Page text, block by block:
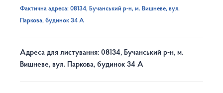
Фактична адреса: 08134, Бучанський р-н, м. Вишневе, вул.
Паркова, будинок 34 А
Адреса для листування: 08134, Бучанський р-н, м.
Вишневе, вул. Паркова, будинок 34 А